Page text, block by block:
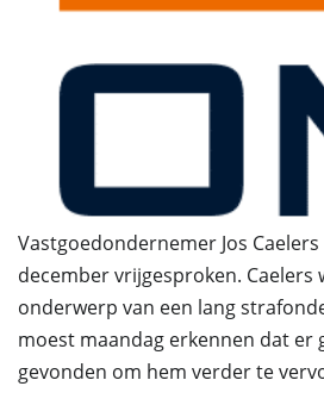
Vastgoedondernemer Jos
december vrijgesproken. Caelers
onderwerp van een lang
moest maandag erkennen dat er
gevonden om hem verder te